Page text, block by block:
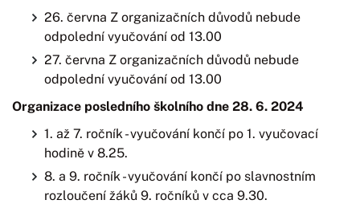
26. června Z organizačních důvodů nebude
odpolední vyučování od 13.00
27. června Z organizačních důvodů nebude
odpolední vyučování od 13.00
Organizace posledního školního dne 28. 6. 2024
1. až 7. ročník - vyučování končí po 1. vyučovací
hodině v 8.25.
8. a 9. ročník - vyučování končí po slavnostním
rozloučení žáků 9. ročníků v cca 9.30.